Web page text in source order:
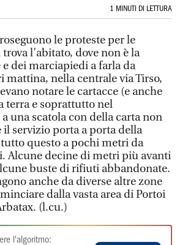
1 MINUTI DI LETTURA
le proteste per le
l’abitato, dove non è la
dei marciapiedi a farla da
mattina, nella centrale via Tirso,
notare le cartacce (e anche
terra e soprattutto nel
una scatola con della carta non
servizio porta a porta della
questo a pochi metri da
Alcune decine di metri più avanti
buste di rifiuti abbandonate.
anche da diverse altre zone
dalla vasta area di Portoi
(l.cu.)
l'algoritmo: